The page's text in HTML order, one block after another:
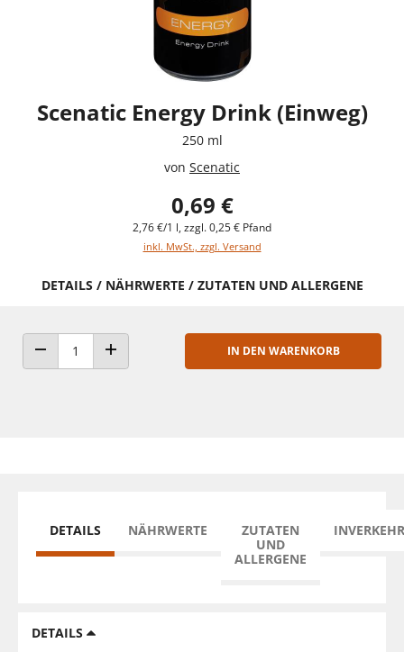
Scenatic Energy Drink (Einweg)
250 ml
von Scenatic
0,69 €
2,76 €/1 l, zzgl. 0,25 € Pfand
inkl. MwSt., zzgl. Versand
DETAILS / NÄHRWERTE / ZUTATEN UND ALLERGENE
ANZAHL VERRINGERNANZAHL ERHÖHEN
IN DEN WARENKORB
DETAILS NÄHRWERTE
ZUTATEN
UND
ALLERGENE
DETAILS